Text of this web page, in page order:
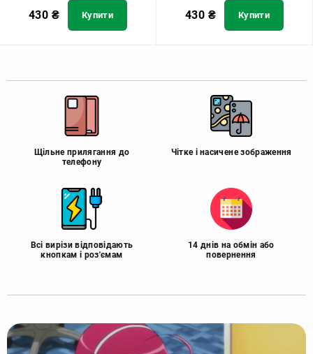
430 ₴ Купити 430 ₴ Купити
Щільне прилягання до
телефону
Чітке і насичене зображення
Всі вирізи відповідають
кнопкам і роз'ємам
14 днів на обмін або
повернення